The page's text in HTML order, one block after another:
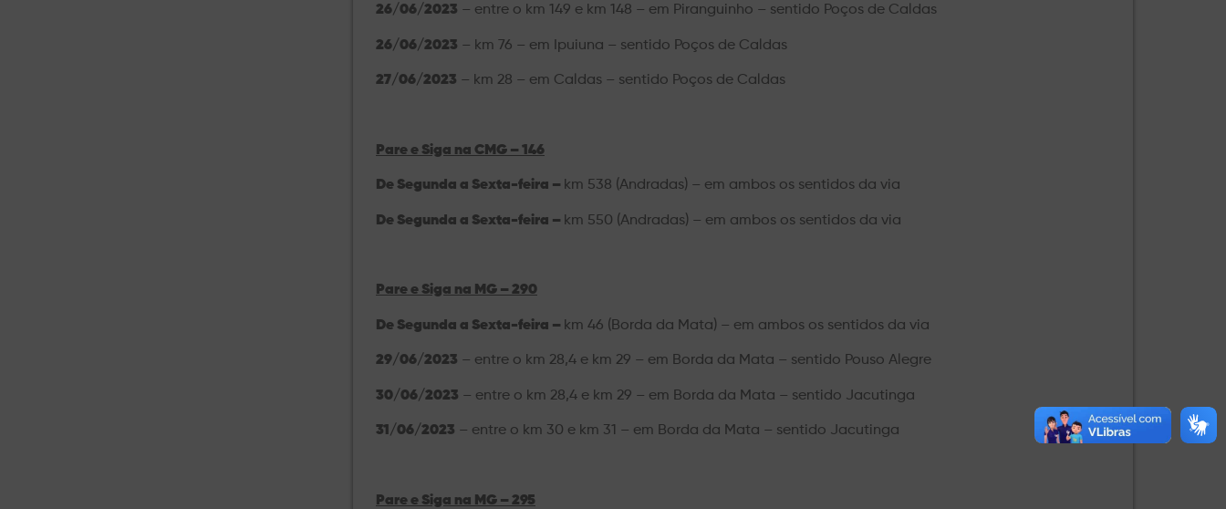
26/06/2023 – entre o km 149 e km 148 – em Piranguinho – sentido Poços de Caldas
26/06/2023 – km 76 – em Ipuiuna – sentido Poços de Caldas
27/06/2023 – km 28 – em Caldas – sentido Poços de Caldas
Pare e Siga na CMG – 146
De Segunda a Sexta-feira – km 538 (Andradas) – em ambos os sentidos da via
De Segunda a Sexta-feira – km 550 (Andradas) – em ambos os sentidos da via
Pare e Siga na MG – 290
De Segunda a Sexta-feira – km 46 (Borda da Mata) – em ambos os sentidos da via
29/06/2023 – entre o km 28,4 e km 29 – em Borda da Mata – sentido Pouso Alegre
30/06/2023 – entre o km 28,4 e km 29 – em Borda da Mata – sentido Jacutinga
31/06/2023 – entre o km 30 e km 31 – em Borda da Mata – sentido Jacutinga
Pare e Siga na MG – 295